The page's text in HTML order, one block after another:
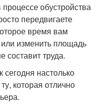
обустройства
передвигаете
время вам
изменить площадь
составит труда.
настолько
которая отлично